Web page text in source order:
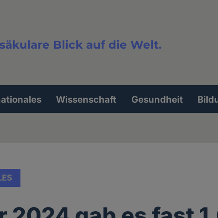
Blick auf die Welt.
Wissenschaft Gesundheit